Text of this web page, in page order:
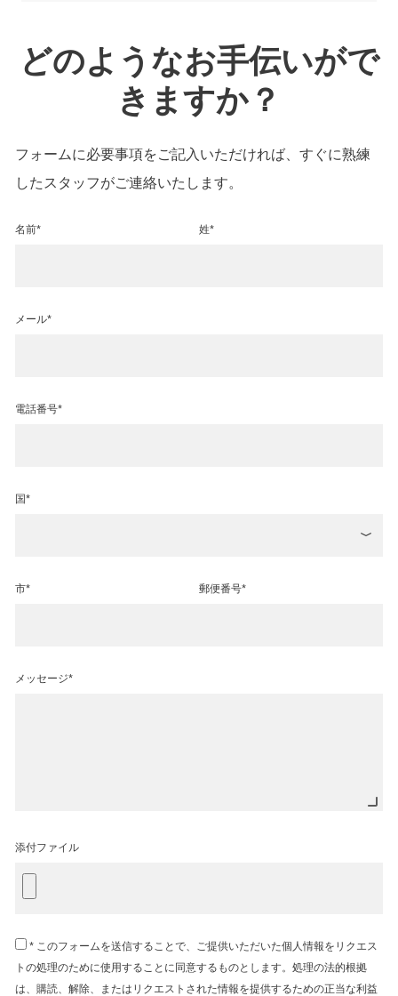
どのようなお手伝いがで
きますか？
フォームに必要事項をご記入いただければ、すぐに熟練
したスタッフがご連絡いたします。
名前* 姓*
メール*
電話番号*
国*
市* 郵便番号*
メッセージ*
添付ファイル
* このフォームを送信することで、ご提供いただいた個人情報をリクエス
トの処理のために使用することに同意するものとします。処理の法的根拠
は、購読、解除、またはリクエストされた情報を提供するための正当な利益